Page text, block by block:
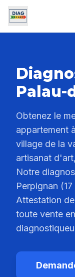
Palau-
Obtenez le
appartement
village de la
artisanat
Notre
Perpignan
Attestation
toute vente